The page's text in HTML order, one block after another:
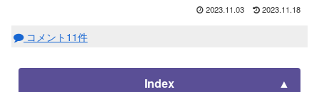
2023.11.03 2023.11.18
コメント11件
Index